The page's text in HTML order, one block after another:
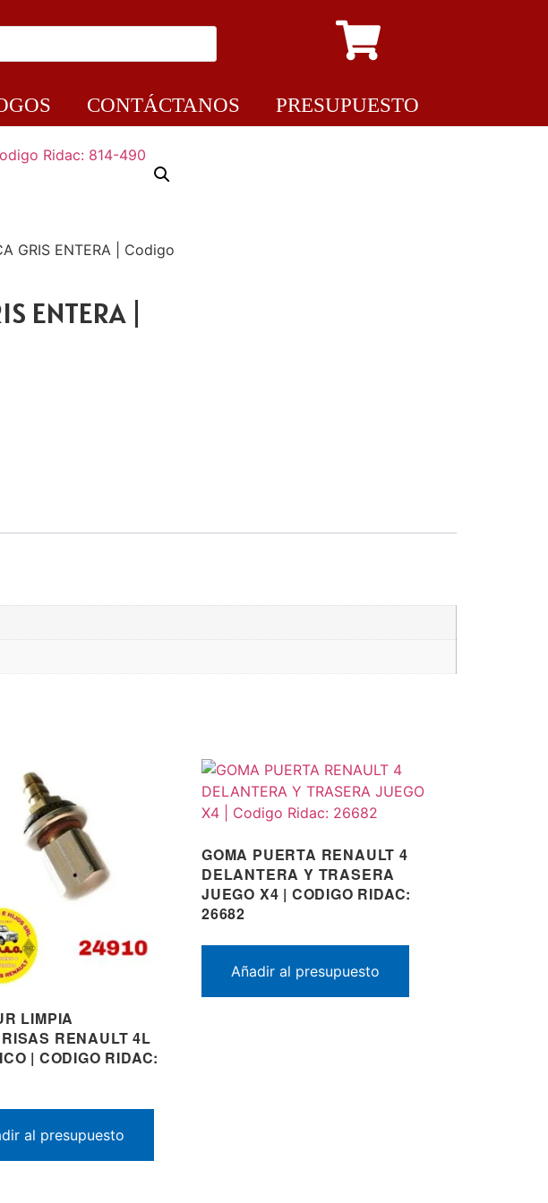
CONTÁCTANOS PRESUPUESTO
GRIS ENTERA | Codigo
ENTERA |
LIMPIA
RENAULT 4L
| CODIGO RIDAC:
al presupuesto
GOMA PUERTA RENAULT 4
DELANTERA Y TRASERA
JUEGO X4 | CODIGO RIDAC:
26682
Añadir al presupuesto